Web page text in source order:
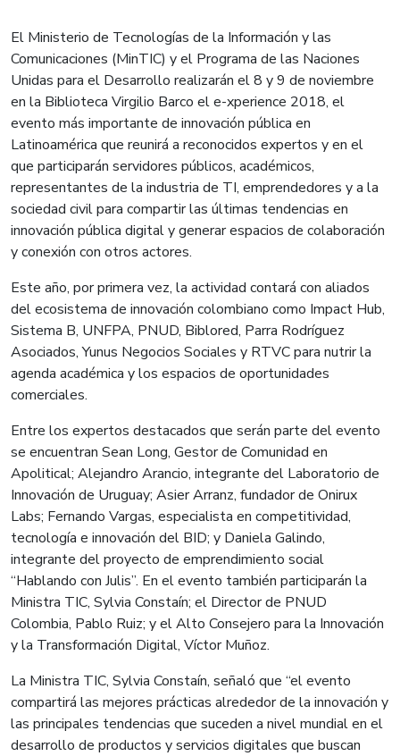
El Ministerio de Tecnologías de la Información y las
Comunicaciones (MinTIC) y el Programa de las Naciones
Unidas para el Desarrollo realizarán el 8 y 9 de noviembre
en la Biblioteca Virgilio Barco el e-xperience 2018, el
evento más importante de innovación pública en
Latinoamérica que reunirá a reconocidos expertos y en el
que participarán servidores públicos, académicos,
representantes de la industria de TI, emprendedores y a la
sociedad civil para compartir las últimas tendencias en
innovación pública digital y generar espacios de colaboración
y conexión con otros actores.
Este año, por primera vez, la actividad contará con aliados
del ecosistema de innovación colombiano como Impact Hub,
Sistema B, UNFPA, PNUD, Biblored, Parra Rodríguez
Asociados, Yunus Negocios Sociales y RTVC para nutrir la
agenda académica y los espacios de oportunidades
comerciales.
Entre los expertos destacados que serán parte del evento
se encuentran Sean Long, Gestor de Comunidad en
Apolitical; Alejandro Arancio, integrante del Laboratorio de
Innovación de Uruguay; Asier Arranz, fundador de Onirux
Labs; Fernando Vargas, especialista en competitividad,
tecnología e innovación del BID; y Daniela Galindo,
integrante del proyecto de emprendimiento social
“Hablando con Julis”. En el evento también participarán la
Ministra TIC, Sylvia Constaín; el Director de PNUD
Colombia, Pablo Ruiz; y el Alto Consejero para la Innovación
y la Transformación Digital, Víctor Muñoz.
La Ministra TIC, Sylvia Constaín, señaló que “el evento
compartirá las mejores prácticas alrededor de la innovación y
las principales tendencias que suceden a nivel mundial en el
desarrollo de productos y servicios digitales que buscan